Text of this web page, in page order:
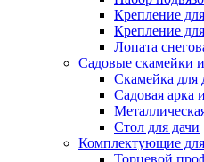
Крепление
Крепление
Лопата
Садовые скамейки
Скамейка для
Садовая арка
Стол для дачи
Комплектующие
Торцевой